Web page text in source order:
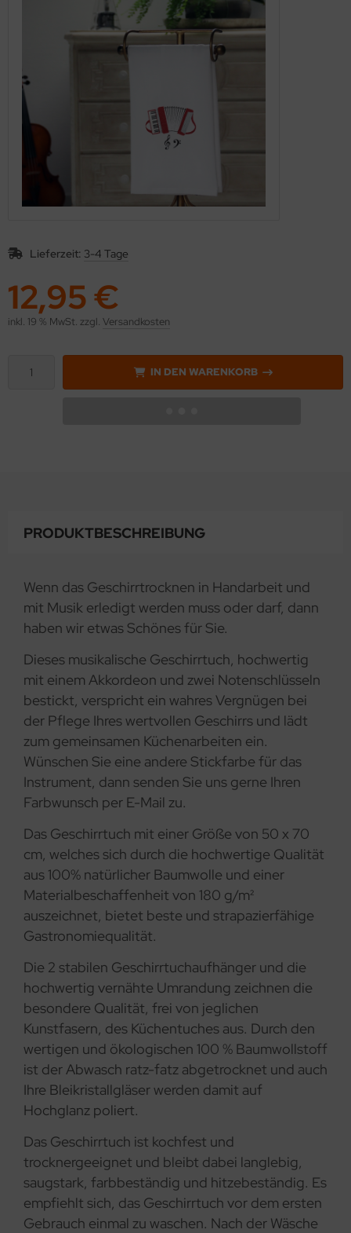
Lieferzeit: 3-4 Tage
12,95 €
inkl. 19 % MwSt. zzgl. Versandkosten
IN DEN WARENKORB
PRODUKTBESCHREIBUNG
Wenn das Geschirrtrocknen in Handarbeit und
mit Musik erledigt werden muss oder darf, dann
haben wir etwas Schönes für Sie.
Dieses musikalische Geschirrtuch, hochwertig
mit einem Akkordeon und zwei Notenschlüsseln
bestickt, verspricht ein wahres Vergnügen bei
der Pflege Ihres wertvollen Geschirrs und lädt
zum gemeinsamen Küchenarbeiten ein.
Wünschen Sie eine andere Stickfarbe für das
Instrument, dann senden Sie uns gerne Ihren
Farbwunsch per E-Mail zu.
Das Geschirrtuch mit einer Größe von 50 x 70
cm, welches sich durch die hochwertige Qualität
aus 100% natürlicher Baumwolle und einer
Materialbeschaffenheit von 180 g/m²
auszeichnet, bietet beste und strapazierfähige
Gastronomiequalität.
Die 2 stabilen Geschirrtuchaufhänger und die
hochwertig vernähte Umrandung zeichnen die
besondere Qualität, frei von jeglichen
Kunstfasern, des Küchentuches aus. Durch den
wertigen und ökologischen 100 % Baumwollstoff
ist der Abwasch ratz-fatz abgetrocknet und auch
Ihre Bleikristallgläser werden damit auf
Hochglanz poliert.
Das Geschirrtuch ist kochfest und
trocknergeeignet und bleibt dabei langlebig,
saugstark, farbbeständig und hitzebeständig. Es
empfiehlt sich, das Geschirrtuch vor dem ersten
Gebrauch einmal zu waschen. Nach der Wäsche